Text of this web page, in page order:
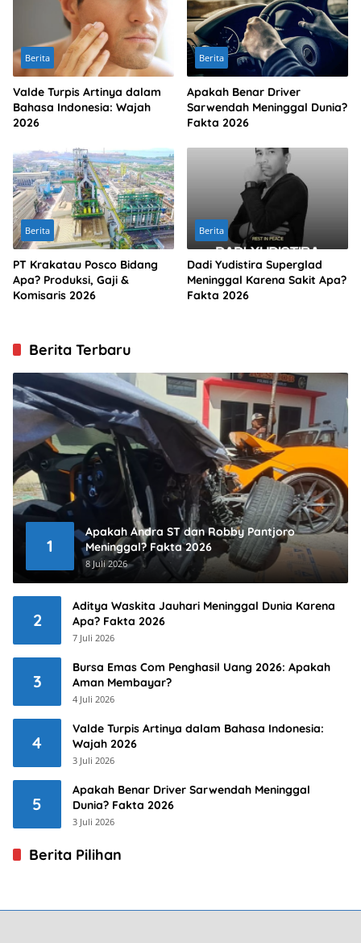
Berita
Valde Turpis Artinya dalam
Bahasa Indonesia: Wajah
2026
Berita
Apakah Benar Driver
Sarwendah Meninggal Dunia?
Fakta 2026
Berita
PT Krakatau Posco Bidang
Apa? Produksi, Gaji &
Komisaris 2026
Berita
Dadi Yudistira Superglad
Meninggal Karena Sakit Apa?
Fakta 2026
Berita Terbaru
1
Apakah Andra ST dan Robby Pantjoro
Meninggal? Fakta 2026
8 Juli 2026
2
Aditya Waskita Jauhari Meninggal Dunia Karena
Apa? Fakta 2026
7 Juli 2026
3
Bursa Emas Com Penghasil Uang 2026: Apakah
Aman Membayar?
4 Juli 2026
4
Valde Turpis Artinya dalam Bahasa Indonesia:
Wajah 2026
3 Juli 2026
5
Apakah Benar Driver Sarwendah Meninggal
Dunia? Fakta 2026
3 Juli 2026
Berita Pilihan